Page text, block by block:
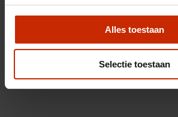
Alles toestaan
Selectie toestaan